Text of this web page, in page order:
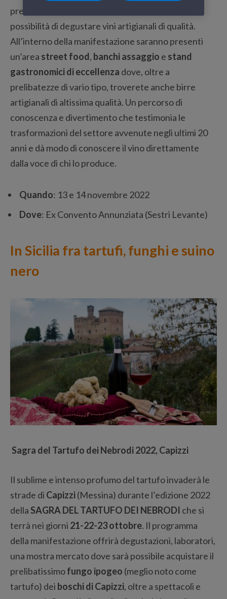
presenteranno i propri prodotti, offrendo la
possibilità di degustare vini artigianali di qualità.
All’interno della manifestazione saranno presenti
un’area street food, banchi assaggio e stand
gastronomici di eccellenza dove, oltre a
prelibatezze di vario tipo, troverete anche birre
artigianali di altissima qualità. Un percorso di
conoscenza e divertimento che testimonia le
trasformazioni del settore avvenute negli ultimi 20
anni e dà modo di conoscere il vino direttamente
dalla voce di chi lo produce.
Quando: 13 e 14 novembre 2022
Dove: Ex Convento Annunziata (Sestri Levante)
In Sicilia fra tartufi, funghi e suino
nero
Sagra del Tartufo dei Nebrodi 2022, Capizzi
Il sublime e intenso profumo del tartufo invaderà le
strade di Capizzi(Messina) durante l’edizione 2022
dellaSAGRA DEL TARTUFO DEI NEBRODI che si
terrà nei giorni 21-22-23 ottobre. Il programma
della manifestazione offrirà degustazioni, laboratori,
una mostra mercato dove sarà possibile acquistare il
prelibatissimofungo ipogeo (meglio noto come
tartufo) dei boschi di Capizzi, oltre a spettacoli e